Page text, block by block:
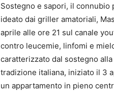
Sostegno e sapori, il
ideato dai griller amatoriali,
aprile alle ore 21 sul canale
contro leucemie, linfomi e
caratterizzato dal sostegno
tradizione italiana, iniziato il 3
un appartamento in pieno